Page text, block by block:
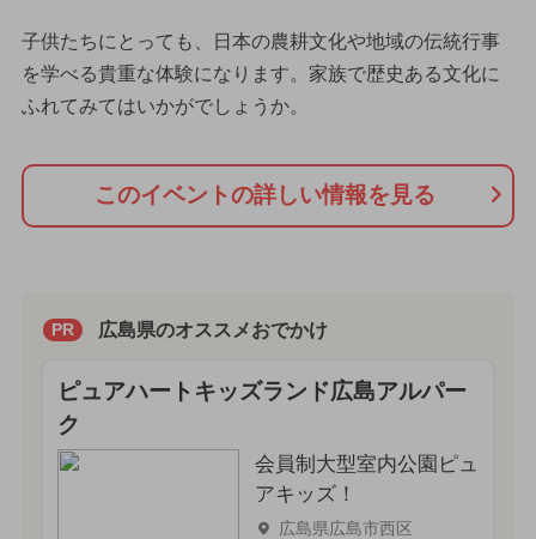
子供たちにとっても、日本の農耕文化や地域の伝統行事
を学べる貴重な体験になります。家族で歴史ある文化に
ふれてみてはいかがでしょうか。
このイベントの詳しい情報を見る
PR 広島県のオススメおでかけ
ピュアハートキッズランド広島アルパー
ク
会員制大型室内公園ピュ
アキッズ！
広島県広島市西区